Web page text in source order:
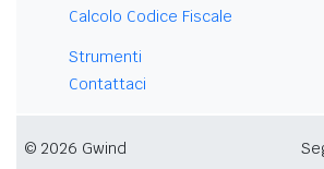
Calcolo Codice Fiscale
Strumenti
Contattaci
© 2026 Gwind